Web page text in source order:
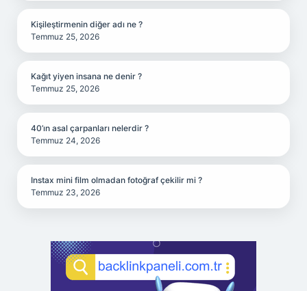
Kişileştirmenin diğer adı ne ?
Temmuz 25, 2026
Kağıt yiyen insana ne denir ?
Temmuz 25, 2026
40’ın asal çarpanları nelerdir ?
Temmuz 24, 2026
Instax mini film olmadan fotoğraf çekilir mi ?
Temmuz 23, 2026